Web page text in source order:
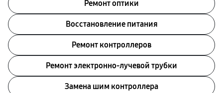
Ремонт оптики
Восстановление питания
Ремонт контроллеров
Ремонт электронно-лучевой трубки
Замена шим контроллера